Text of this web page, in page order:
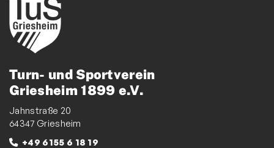
Turn- und Sportverein
Griesheim 1899 e.V.
Jahnstraße 20
64347 Griesheim
+49 6155 6 18 19